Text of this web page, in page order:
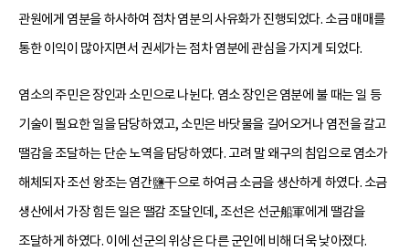
관원에게 염분을 하사하여 점차 염분의 사유화가 진행되었다. 소금 매매를
통한 이익이 많아지면서 권세가는 점차 염분에 관심을 가지게 되었다.
염소의 주민은 장인과 소민으로 나뉜다. 염소 장인은 염분에 불 때는 일 등
기술이 필요한 일을 담당하였고, 소민은 바닷물을 길어오거나 염전을 갈고
땔감을 조달하는 단순 노역을 담당하였다. 고려 말 왜구의 침입으로 염소가
해체되자 조선 왕조는 염간鹽干으로 하여금 소금을 생산하게 하였다. 소금
생산에서 가장 힘든 일은 땔감 조달인데, 조선은 선군船軍에게 땔감을
조달하게 하였다. 이에 선군의 위상은 다른 군인에 비해 더욱 낮아졌다.